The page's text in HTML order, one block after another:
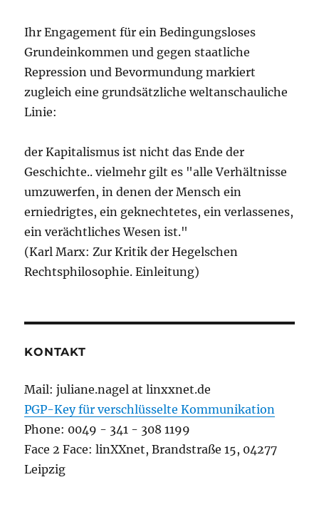
Ihr Engagement für ein Bedingungsloses
Grundeinkommen und gegen staatliche
Repression und Bevormundung markiert
zugleich eine grundsätzliche weltanschauliche
Linie:
der Kapitalismus ist nicht das Ende der
Geschichte.. vielmehr gilt es "alle Verhältnisse
umzuwerfen, in denen der Mensch ein
erniedrigtes, ein geknechtetes, ein verlassenes,
ein verächtliches Wesen ist."
(Karl Marx: Zur Kritik der Hegelschen
Rechtsphilosophie. Einleitung)
KONTAKT
Mail: juliane.nagel at linxxnet.de
PGP-Key für verschlüsselte Kommunikation
Phone: 0049 - 341 - 308 1199
Face 2 Face: linXXnet, Brandstraße 15, 04277
Leipzig